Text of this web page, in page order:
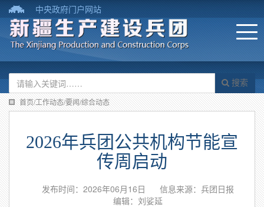
中央政府门户网站
搜索
首页/工作动态/要闻/综合动态
2026年兵团公共机构节能宣
传周启动
发布时间：2026年06月16日
信息来源：​兵团日报
编辑：刘娑延